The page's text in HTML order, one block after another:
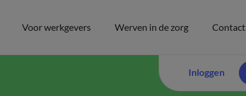
Voor werkgevers Werven in de zorg Contact
Inloggen